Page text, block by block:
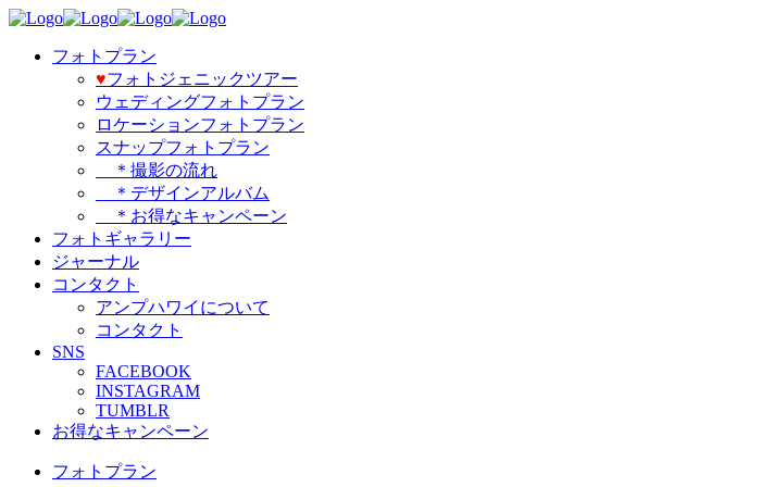
フォトプラン
♥️フォトジェニックツアー
ウェディングフォトプラン
ロケーションフォトプラン
スナップフォトプラン
＊撮影の流れ
＊デザインアルバム
＊お得なキャンペーン
フォトギャラリー
ジャーナル
コンタクト
アンプハワイについて
コンタクト
SNS
FACEBOOK
INSTAGRAM
TUMBLR
お得なキャンペーン
フォトプラン